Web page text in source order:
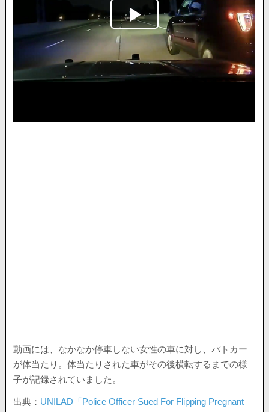
動画には、なかなか停車しない女性の車に対し、パトカー
が体当たり。体当たりされた車がその後横転するまでの様
子が記録されていました。
出典： UNILAD「Police Officer Sued For Flipping Pregnant